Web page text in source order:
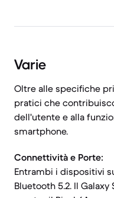
Varie
Oltre alle specifiche
pratici che
dell'utente e alla
smartphone.
Connettività e Porte:
Entrambi i dispositivi
Bluetooth 5.2. Il Galaxy